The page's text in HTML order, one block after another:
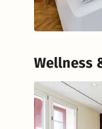
Wellness